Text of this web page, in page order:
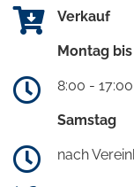
Verkauf
Montag
8:00 -
Samstag
nach